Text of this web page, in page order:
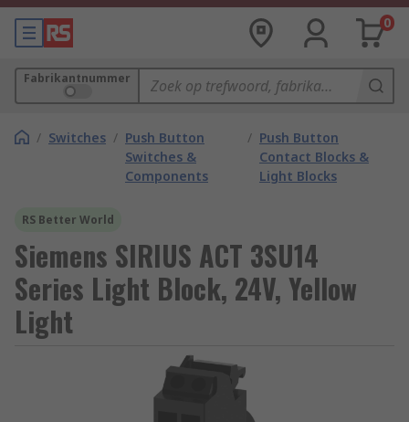
0
Fabrikantnummer
/ Switches / Push Button
Switches &
Components
/ Push Button
Contact Blocks &
Light Blocks
RS Better World
Siemens SIRIUS ACT 3SU14
Series Light Block, 24V, Yellow
Light